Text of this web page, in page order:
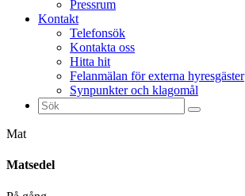
Pressrum
Kontakt
Telefonsök
Kontakta oss
Hitta hit
Felanmälan för externa hyresgäster
Synpunkter och klagomål
Sök
efter:
Mat
Matsedel